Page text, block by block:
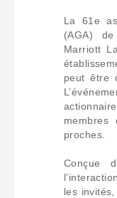
La 61e
(AGA)
Marriott
peut être
proches.
Conçue
les invités,